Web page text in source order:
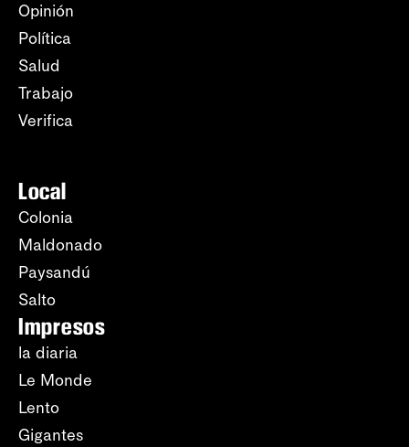
Opinión
Política
Salud
Trabajo
Verifica
Local
Colonia
Maldonado
Paysandú
Salto
Impresos
la diaria
Le Monde
Lento
Gigantes